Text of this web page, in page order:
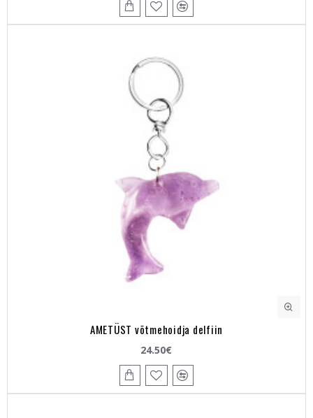
AMETÜST võtmehoidja delfiin
24.50€